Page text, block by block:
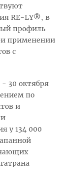
RE-LY®, в
профиль
применении
с
30 октября
по
и
у 134 000